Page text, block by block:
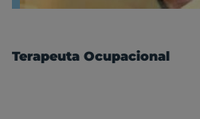
Terapeuta Ocupacional